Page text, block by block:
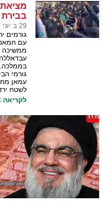
בבירת
29 ב יוני 2024
גורמים
עם
ממשיכה
בממלכה.
גורמי
עמאן
לשטח
לקריאה